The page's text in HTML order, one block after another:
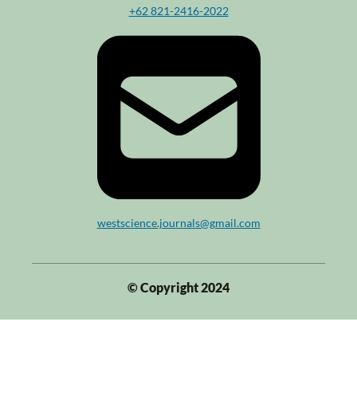
+62 821-2416-2022
westscience.journals@gmail.com
© Copyright 2024